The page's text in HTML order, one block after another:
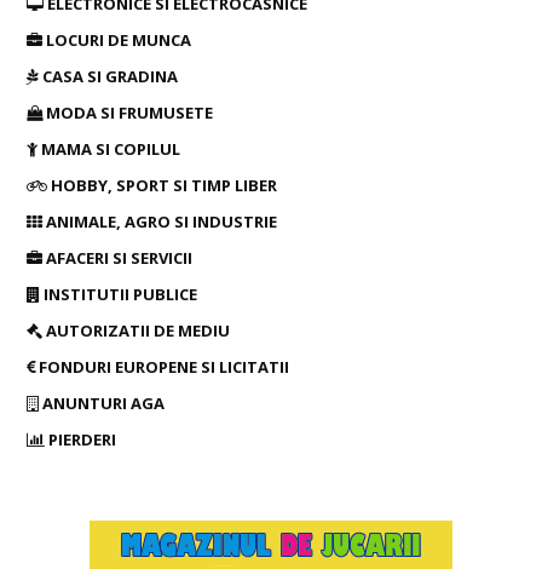
LOCURI DE MUNCA
CASA SI GRADINA
MODA SI FRUMUSETE
MAMA SI COPILUL
HOBBY, SPORT SI TIMP LIBER
ANIMALE, AGRO SI INDUSTRIE
AFACERI SI SERVICII
INSTITUTII PUBLICE
AUTORIZATII DE MEDIU
FONDURI EUROPENE SI LICITATII
ANUNTURI AGA
PIERDERI